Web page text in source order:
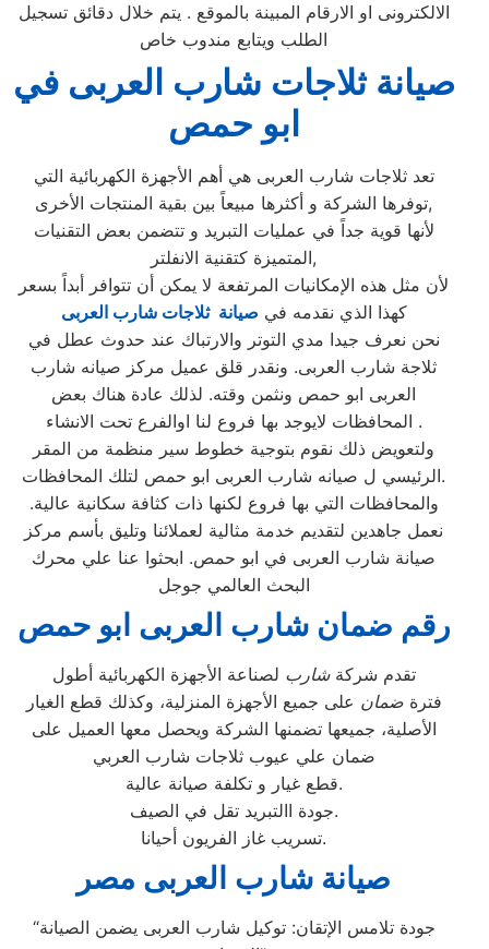
الالكترونى او الارقام المبينة بالموقع . يتم خلال دقائق تسجيل
الطلب ويتابع مندوب خاص
صيانة ثلاجات شارب العربى في
ابو حمص
تعد ثلاجات شارب العربى هي أهم الأجهزة الكهربائية التي
توفرها الشركة و أكثرها مبيعاً بين بقية المنتجات الأخرى,
لأنها قوية جداً في عمليات التبريد و تتضمن بعض التقنيات
المتميزة كتقنية الانفلتر,
لأن مثل هذه الإمكانيات المرتفعة لا يمكن أن تتوافر أبداً بسعر
كهذا الذي نقدمه في صيانة ثلاجات شارب العربى
نحن نعرف جيدا مدي التوتر والارتباك عند حدوث عطل في
ثلاجة شارب العربى. ونقدر قلق عميل مركز صيانه شارب
العربى ابو حمص ونثمن وقته. لذلك عادة هناك بعض
المحافظات لايوجد بها فروع لنا اوالفرع تحت الانشاء .
ولتعويض ذلك نقوم بتوجية خطوط سير منظمة من المقر
الرئيسي ل صيانه شارب العربى ابو حمص لتلك المحافظات.
والمحافظات التي بها فروع لكنها ذات كثافة سكانية عالية.
نعمل جاهدين لتقديم خدمة مثالية لعملائنا وتليق بأسم مركز
صيانة شارب العربى في ابو حمص. ابحثوا عنا علي محرك
البحث العالمي جوجل
رقم ضمان شارب العربى ابو حمص
تقدم شركةشارب لصناعة الأجهزة الكهربائية أطول
فترةضمان على جميع الأجهزة المنزلية، وكذلك قطع الغيار
الأصلية، جميعها تضمنها الشركة ويحصل معها العميل على
ضمان علي عيوب ثلاجات شارب العربي
قطع غيار و تكلفة صيانة عالية.
جودة االتبريد تقل في الصيف.
تسريب غاز الفريون أحيانا.
صيانة شارب العربى مصر
“جودة تلامس الإتقان: توكيل شارب العربى يضمن الصيانة